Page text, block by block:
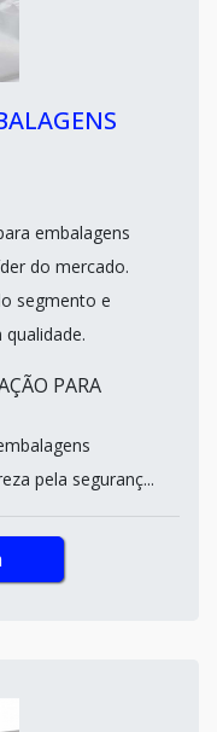
embalagens
do mercado.
segmento e
PARA
pela seguranç...